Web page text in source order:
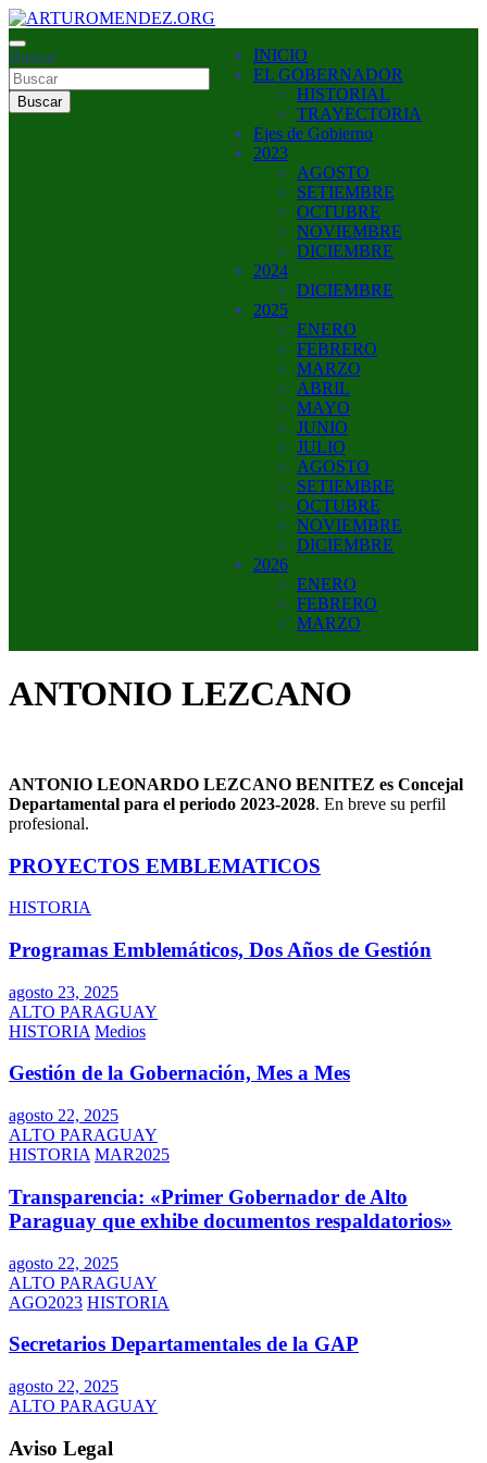
Saltar
al
contenido
ARTUROMENDEZ.ORG
ARTURO MENDEZ GOBERNADOR 2023
Buscar
Buscar
INICIO
EL GOBERNADOR
HISTORIAL
TRAYECTORIA
Ejes de Gobierno
2023
AGOSTO
SETIEMBRE
OCTUBRE
NOVIEMBRE
DICIEMBRE
2024
DICIEMBRE
2025
ENERO
FEBRERO
MARZO
ABRIL
MAYO
JUNIO
JULIO
AGOSTO
SETIEMBRE
OCTUBRE
NOVIEMBRE
DICIEMBRE
2026
ENERO
FEBRERO
MARZO
ANTONIO LEZCANO
ANTONIO LEONARDO LEZCANO BENITEZ es Concejal
Departamental para el periodo 2023-2028. En breve su perfil
profesional.
PROYECTOS EMBLEMATICOS
HISTORIA
Programas Emblemáticos, Dos Años de Gestión
agosto 23, 2025
ALTO PARAGUAY
HISTORIA Medios
Gestión de la Gobernación, Mes a Mes
agosto 22, 2025
ALTO PARAGUAY
HISTORIA MAR2025
Transparencia: «Primer Gobernador de Alto
Paraguay que exhibe documentos respaldatorios»
agosto 22, 2025
ALTO PARAGUAY
AGO2023 HISTORIA
Secretarios Departamentales de la GAP
agosto 22, 2025
ALTO PARAGUAY
Aviso Legal